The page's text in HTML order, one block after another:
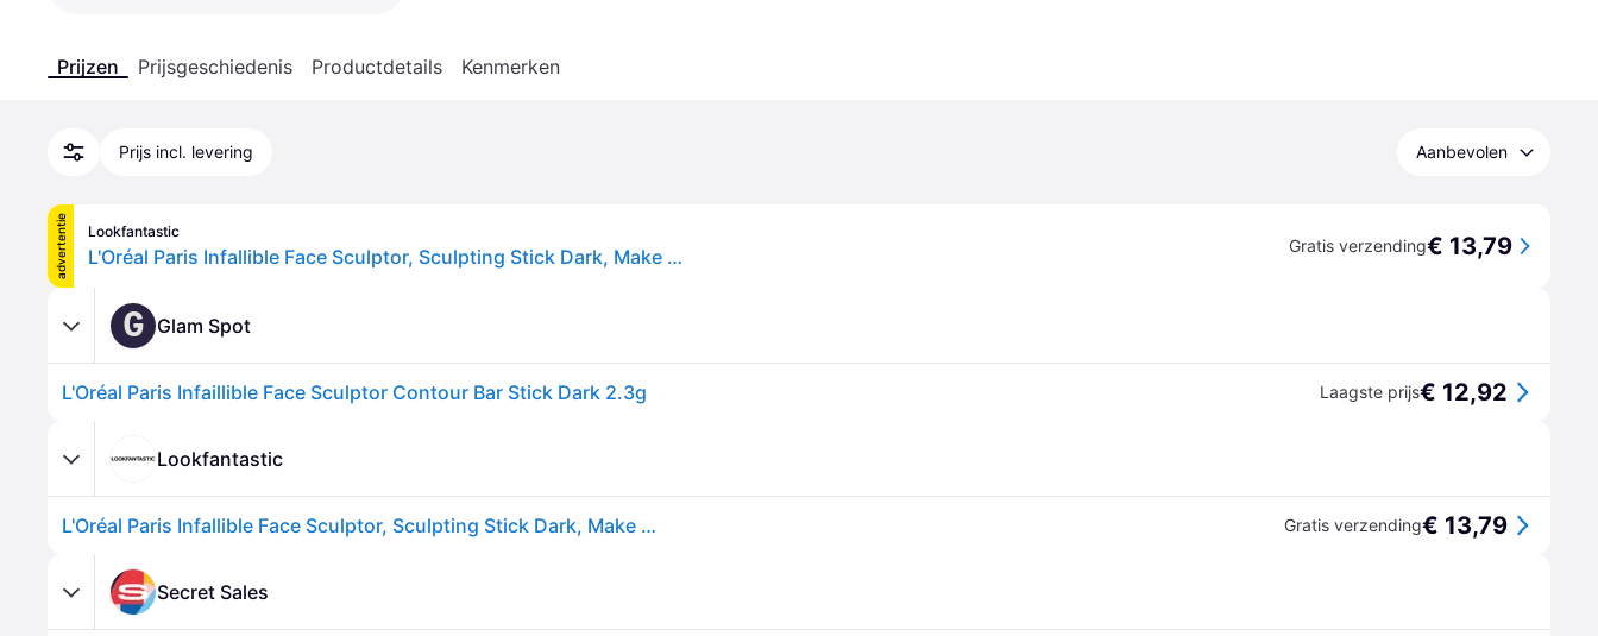
Prijzen Prijsgeschiedenis Productdetails Kenmerken
Prijs incl. levering Aanbevolen
advertentie Lookfantastic
L'Oréal Paris Infallible Face Sculptor, Sculpting Stick Dark, Make Up, Transfer Proof, Ease & Precision, 24H Wear - Dark Gratis verzending€ 13,79
G Glam Spot
L'Oréal Paris Infaillible Face Sculptor Contour Bar Stick Dark 2.3g Laagste prijs€ 12,92
Lookfantastic
L'Oréal Paris Infallible Face Sculptor, Sculpting Stick Dark, Make Up, Transfer Proof, Ease & Precision, 24H Wear - Dark Gratis verzending€ 13,79
Secret Sales